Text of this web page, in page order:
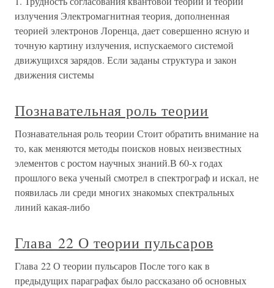
излучения Электромагнитная теория, дополненная
теорией электронов Лоренца, дает совершенно ясную и
точную картину излучения, испускаемого системой
движущихся зарядов. Если заданы структура и закон
движения системы
Познавательная роль теории
Познавательная роль теории Стоит обратить внимание на
то, как меняются методы поисков новых неизвестных
элементов с ростом научных знаний.В 60-х годах
прошлого века ученый смотрел в спектрограф и искал, не
появилась ли среди многих знакомых спектральных
линий какая-либо
Глава 22 О теории пульсаров
Глава 22 О теории пульсаров После того как в
предыдущих параграфах было рассказано об основных